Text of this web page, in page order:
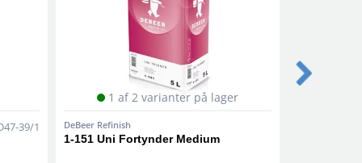
39/1
1 af 2 varianter på lager
DeBeer Refinish
1-151 Uni Fortynder Medium